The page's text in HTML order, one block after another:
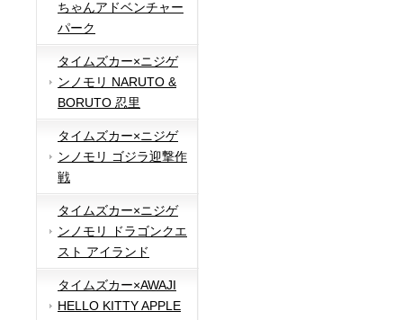
ちゃんアドベンチャー
パーク
タイムズカー×ニジゲ
ンノモリ NARUTO &
BORUTO 忍里
タイムズカー×ニジゲ
ンノモリ ゴジラ迎撃作
戦
タイムズカー×ニジゲ
ンノモリ ドラゴンクエ
スト アイランド
タイムズカー×AWAJI
HELLO KITTY APPLE